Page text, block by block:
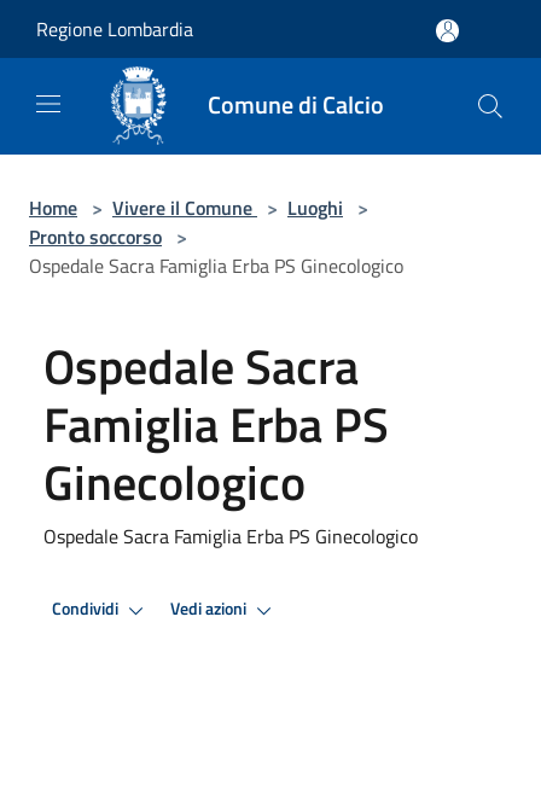
Regione Lombardia
Comune di Calcio
Home > Vivere il Comune > Luoghi >
Pronto soccorso >
Ospedale Sacra Famiglia Erba PS Ginecologico
Ospedale Sacra
Famiglia Erba PS
Ginecologico
Ospedale Sacra Famiglia Erba PS Ginecologico
Condividi Vedi azioni